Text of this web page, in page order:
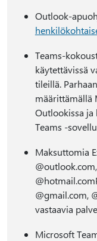
Outlook-
Teams-
käytettävissä
tileillä.
määrittämällä
Outlookissa ja
Teams -
Maksuttomia
@gmail.com,
vastaavia
Microsoft